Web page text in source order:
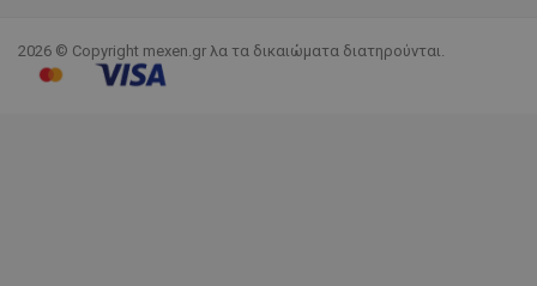
2026 © Copyright mexen.gr λα τα δικαιώματα διατηρούνται.